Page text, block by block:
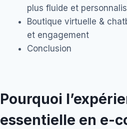
plus fluide et
Boutique virtuelle &
et engagement
Conclusion
Pourquoi
essentielle en e-